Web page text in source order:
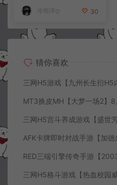
+视频教程
冷雨泽ღ 30
猜你喜欢